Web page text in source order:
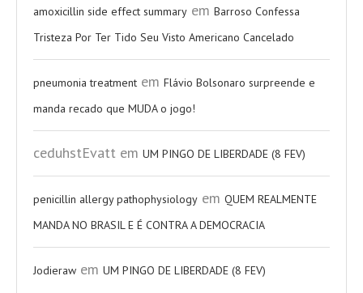
amoxicillin side effect summary em Barroso Confessa
Tristeza Por Ter Tido Seu Visto Americano Cancelado
pneumonia treatment em Flávio Bolsonaro surpreende e
manda recado que MUDA o jogo!
ceduhstEvatt em UM PINGO DE LIBERDADE (8 FEV)
penicillin allergy pathophysiology em QUEM REALMENTE
MANDA NO BRASIL E É CONTRA A DEMOCRACIA
Jodieraw em UM PINGO DE LIBERDADE (8 FEV)